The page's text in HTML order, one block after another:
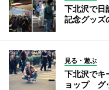
下北沢で
記念グッズ
見る・遊ぶ
下北沢でキ
ョップ グ